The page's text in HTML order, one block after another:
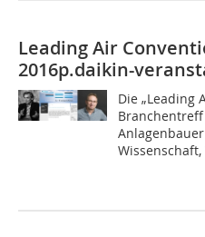
Leading Air
2016p.daikin-
Die „Leading